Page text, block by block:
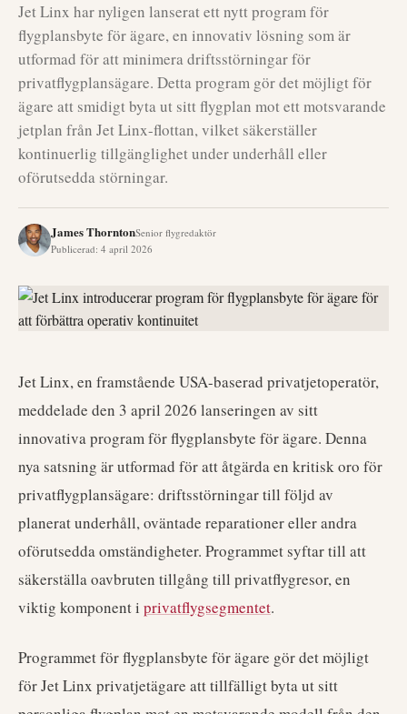
Jet Linx har nyligen lanserat ett nytt program för
flygplansbyte för ägare, en innovativ lösning som är
utformad för att minimera driftsstörningar för
privatflygplansägare. Detta program gör det möjligt för
ägare att smidigt byta ut sitt flygplan mot ett motsvarande
jetplan från Jet Linx-flottan, vilket säkerställer
kontinuerlig tillgänglighet under underhåll eller
oförutsedda störningar.
James ThorntonSenior flygredaktör
Publicerad: 4 april 2026
Jet Linx, en framstående USA-baserad privatjetoperatör,
meddelade den 3 april 2026 lanseringen av sitt
innovativa program för flygplansbyte för ägare. Denna
nya satsning är utformad för att åtgärda en kritisk oro för
privatflygplansägare: driftsstörningar till följd av
planerat underhåll, oväntade reparationer eller andra
oförutsedda omständigheter. Programmet syftar till att
säkerställa oavbruten tillgång till privatflygresor, en
viktig komponent i privatflygsegmentet.
Programmet för flygplansbyte för ägare gör det möjligt
för Jet Linx privatjetägare att tillfälligt byta ut sitt